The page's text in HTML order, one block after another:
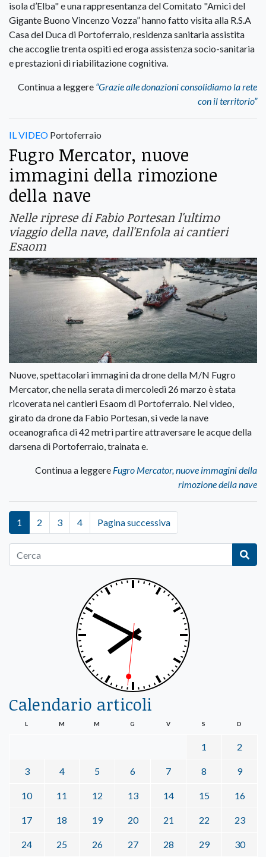
isola d’Elba" e una rappresentanza del Comitato "Amici del
Gigante Buono Vincenzo Vozza” hanno fatto visita alla R.S.A
Casa del Duca di Portoferraio, residenza sanitaria assistita
che accoglie trenta ospiti ed eroga assistenza socio-sanitaria
e prestazioni di riabilitazione cognitiva.
Continua a leggere “Grazie alle donazioni consolidiamo la rete
con il territorio”
IL VIDEO Portoferraio
Fugro Mercator, nuove
immagini della rimozione
della nave
Nelle riprese di Fabio Portesan l'ultimo
viaggio della nave, dall'Enfola ai cantieri
Esaom
Nuove, spettacolari immagini da drone della M/N Fugro
Mercator, che nella serata di mercoledì 26 marzo è stata
ricoverata nei cantieri Esaom di Portoferraio. Nel video,
girato da drone da Fabio Portesan, si vede la nave
oceanografica di 42 metri partire attraversare le acque della
darsena di Portoferraio, trainata e.
Continua a leggere Fugro Mercator, nuove immagini della
rimozione della nave
1 2 3 4 Pagina successiva
Calendario articoli
L M M G V S D
1 2
3 4 5 6 7 8 9
10 11 12 13 14 15 16
17 18 19 20 21 22 23
24 25 26 27 28 29 30